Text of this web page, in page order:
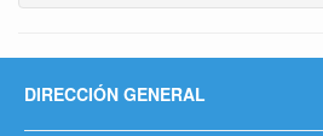
DIRECCIÓN GENERAL